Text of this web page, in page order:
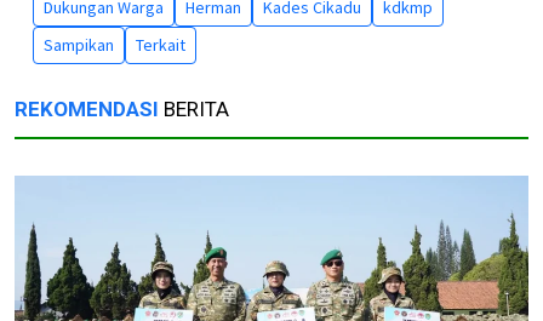
Dukungan Warga Herman Kades Cikadu
kdkmp
Sampikan
Terkait
REKOMENDASI BERITA